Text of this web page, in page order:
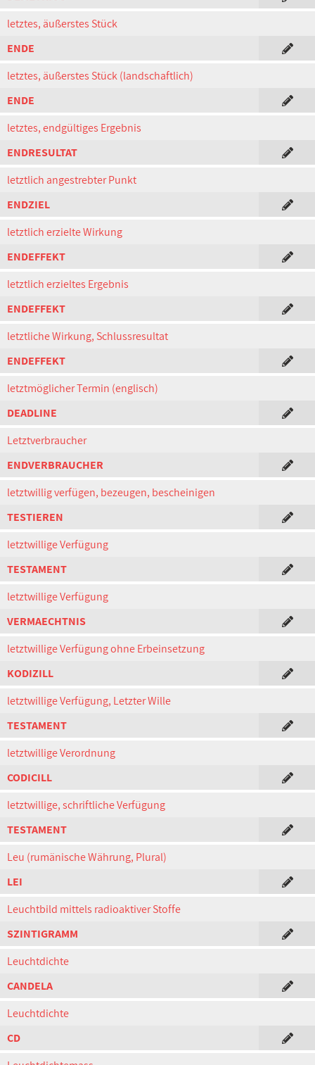
letztes, äußerstes Stück
ENDE
letztes, äußerstes Stück (landschaftlich)
ENDE
letztes, endgültiges Ergebnis
ENDRESULTAT
letztlich angestrebter Punkt
ENDZIEL
letztlich erzielte Wirkung
ENDEFFEKT
letztlich erzieltes Ergebnis
ENDEFFEKT
letztliche Wirkung, Schlussresultat
ENDEFFEKT
letztmöglicher Termin (englisch)
DEADLINE
Letztverbraucher
ENDVERBRAUCHER
letztwillig verfügen, bezeugen, bescheinigen
TESTIEREN
letztwillige Verfügung
TESTAMENT
letztwillige Verfügung
VERMAECHTNIS
letztwillige Verfügung ohne Erbeinsetzung
KODIZILL
letztwillige Verfügung, Letzter Wille
TESTAMENT
letztwillige Verordnung
CODICILL
letztwillige, schriftliche Verfügung
TESTAMENT
Leu (rumänische Währung, Plural)
LEI
Leuchtbild mittels radioaktiver Stoffe
SZINTIGRAMM
Leuchtdichte
CANDELA
Leuchtdichte
CD